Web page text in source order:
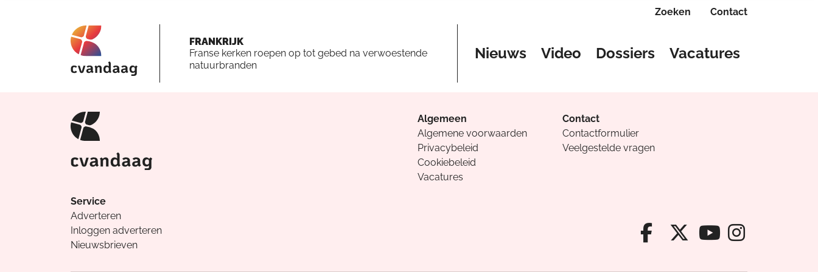
Zoeken Contact
FRANKRIJK
Franse kerken roepen op tot gebed na verwoestende
natuurbranden
Nieuws Video Dossiers Vacatures
Algemeen
Algemene voorwaarden
Privacybeleid
Cookiebeleid
Vacatures
Contact
Contactformulier
Veelgestelde vragen
Service
Adverteren
Inloggen adverteren
Nieuwsbrieven
Facebook van
X van